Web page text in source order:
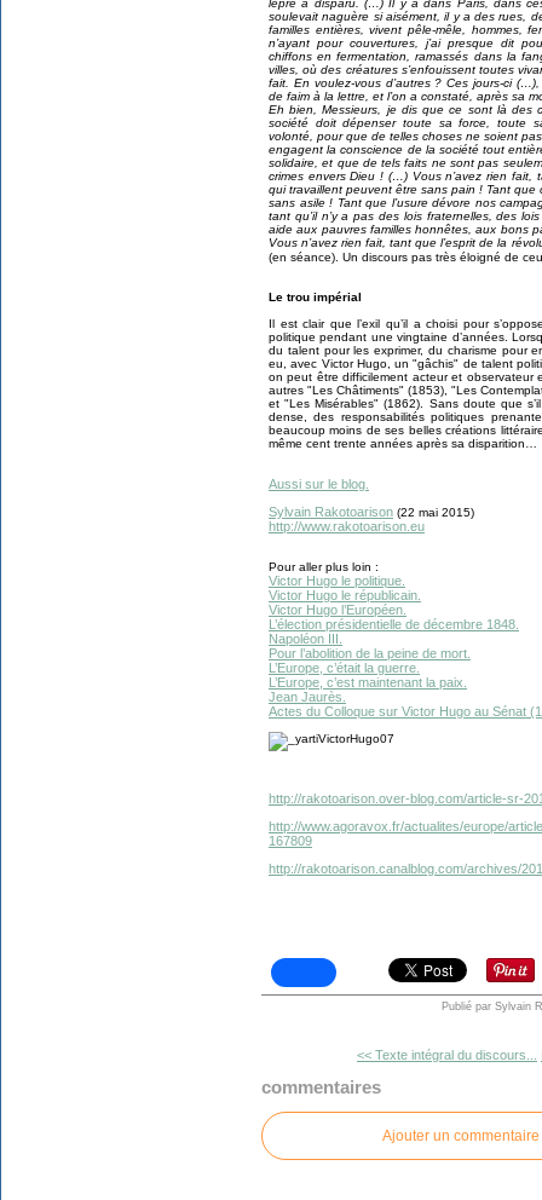
soulevait naguère si aisément, il y a des rues,
familles entières, vivent pêle-mêle, hommes,
n’ayant pour couvertures, j’ai presque dit
chiffons en fermentation, ramassés dans la
villes, où des créatures s’enfouissent toutes
fait. En voulez-vous d’autres ? Ces jours-ci
de faim à la lettre, et l’on a constaté, après sa
Eh bien, Messieurs, je dis que ce sont là
société doit dépenser toute sa force, toute
volonté, pour que de telles choses ne soient
engagent la conscience de la société tout
solidaire, et que de tels faits ne sont pas
crimes envers Dieu ! (…) Vous n’avez rien
qui travaillent peuvent être sans pain ! Tant
sans asile ! Tant que l’usure dévore nos
tant qu’il n’y a pas des lois fraternelles, des
aide aux pauvres familles honnêtes, aux bons
Vous n’avez rien fait, tant que l’esprit de la
(en séance). Un discours pas très éloigné de
Le trou impérial
Il est clair que l’exil qu’il a choisi pour
politique pendant une vingtaine d’années.
du talent pour les exprimer, du charisme pour
eu, avec Victor Hugo, un "gâchis" de talent
on peut être difficilement acteur et observateur
autres "Les Châtiments" (1853), "Les
et "Les Misérables" (1862). Sans doute que
dense, des responsabilités politiques
beaucoup moins de ses belles créations
même cent trente années après sa disparition…
Aussi sur le blog.
Sylvain Rakotoarison (22 mai 2015)
http://www.rakotoarison.eu
Pour aller plus loin :
Victor Hugo le politique.
Victor Hugo le républicain.
Victor Hugo l’Européen.
L’élection présidentielle de décembre 1848.
Napoléon III.
Pour l’abolition de la peine de mort.
L’Europe, c’était la guerre.
L’Europe, c’est maintenant la paix.
Jean Jaurès.
Actes du Colloque sur Victor Hugo au Sénat
http://rakotoarison.over-blog.com/article-sr-
http://www.agoravox.fr/actualites/europe/
167809
http://rakotoarison.canalblog.com/archives/
Publié par Sylvain
<< Texte intégral du discours...
commentaires
Ajouter un commentaire